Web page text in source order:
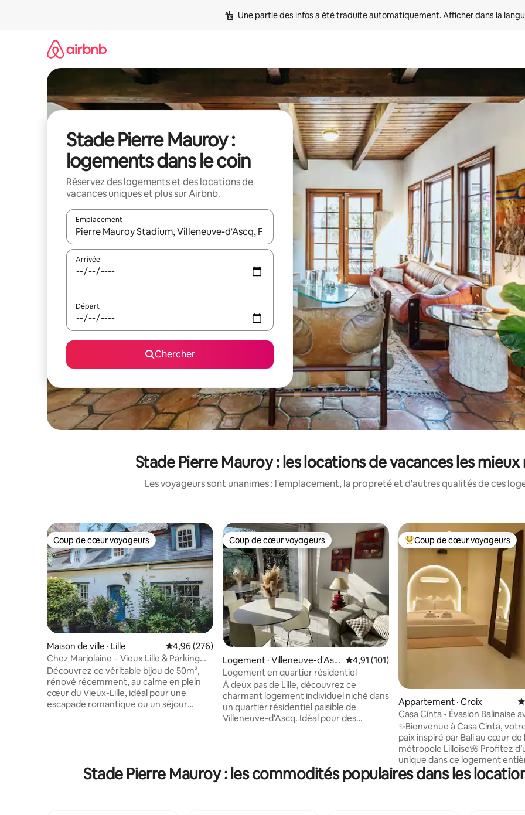
Une partie des infos a été traduite automatiquement. Afficher dans la
Stade Pierre Mauroy :
logements dans le coin
Réservez des logements et des locations de
vacances uniques et plus sur Airbnb.
Emplacement
Quand les résultats sont affichés, parcourez-les en utilisant les flèches vers le haut et vers le bas, ou en appuyant
Arrivée
Départ
Chercher
Stade Pierre Mauroy : les locations de vacances les
Les voyageurs sont unanimes : l'emplacement, la propreté et d'autres qualités de ces
Coup de cœur voyageurs
Coup de cœur voyageurs
Maison de ville · Lille Note moyenne de 4,96 sur 5, 276 commentaires
4,96 (276)
Chez Marjolaine – Vieux Lille & Parking
inclus
Découvrez ce véritable bijou de 50m²,
rénové récemment, au calme en plein
cœur du Vieux-Lille, idéal pour une
escapade romantique ou un séjour
petit-déjeuner ou un apéritif à deux.
Cette dépendance convient
Coup de cœur voyageurs
Coup de cœur voyageurs
Logement · Villeneuve-d'Asc
q
Note moyenne de 4,91 sur 5, 101
4,91 (101)
Logement en quartier résidentiel
À deux pas de Lille, découvrez ce
charmant logement individuel niché dans
un quartier résidentiel paisible de
Villeneuve-d'Ascq. Idéal pour des
et une cuisine équipée. À l'étage, deux
chambres lumineuses promettent une
Coup de cœur voyageurs
Coup de cœur voyageurs
Appartement · Croix
Casa Cinta • Évasion Balinaise
Balnéo&Cinéma
✨Bienvenue à Casa Cinta,
paix inspiré par Bali au cœur de
métropole Lilloise🌺 Profitez d’un séjour
unique dans ce logement
privatisé, où la sérénité et le
rencontrent. Détendez vous dans la
Stade Pierre Mauroy : les commodités populaires dans les